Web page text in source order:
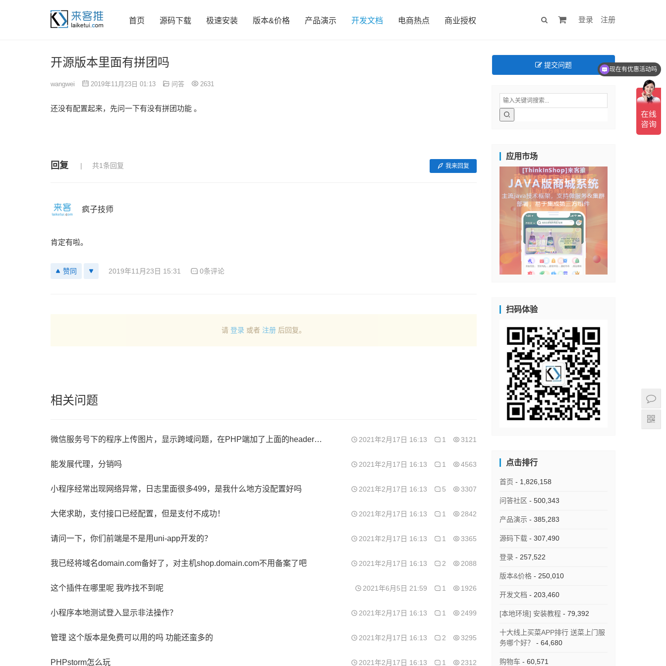
首页 源码下载 极速安装 版本&价格 产品演示 开发文档 电商热点 商业授权 登录 注册
开源版本里面有拼团吗
wangwei 2019年11月23日 01:13 问答 2631
还没有配置起来，先问一下有没有拼团功能 。
回复 共1条回复 我来回复
疯子技师
肯定有啦。
赞同 2019年11月23日 15:31 0条评论
请 登录 或者 注册 后回复。
相关问题
微信服务号下的程序上传图片，显示跨域问题，在PHP端加了上面的header代码也不启作用呢 2021年2月17日 16:13 1 3121
能发展代理，分销吗 2021年2月17日 16:13 1 4563
小程序经常出现网络异常，日志里面很多499，是我什么地方没配置好吗 2021年2月17日 16:13 5 3307
大佬求助，支付接口已经配置，但是支付不成功！ 2021年2月17日 16:13 1 2842
请问一下，你们前端是不是用uni-app开发的？ 2021年2月17日 16:13 1 3365
我已经将域名domain.com备好了，对主机shop.domain.com不用备案了吧 2021年2月17日 16:13 2 2088
这个插件在哪里呢 我咋找不到呢 2021年6月5日 21:59 1 1926
小程序本地测试登入显示非法操作？ 2021年2月17日 16:13 1 2499
管理 这个版本是免费可以用的吗 功能还蛮多的 2021年2月17日 16:13 2 3295
PHPstorm怎么玩 2021年2月17日 16:13 1 2312
提交问题
应用市场
扫码体验
点击排行
首页 - 1,826,158
问答社区 - 500,343
产品演示 - 385,283
源码下载 - 307,490
登录 - 257,522
版本&价格 - 250,010
开发文档 - 203,460
[本地环境] 安装教程 - 79,392
十大线上买菜APP排行 送菜上门服
务哪个好？
- 64,680
购物车 - 60,571
可以介绍下你们的产品么
现在有优惠活动吗